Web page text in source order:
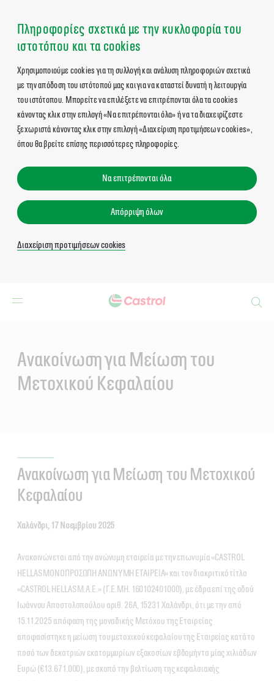
Πληροφορίες σχετικά με την κυκλοφορία του
ιστοτόπου και τα cookies
Χρησιμοποιούμε cookies για τη συλλογή και ανάλυση πληροφοριών σχετικά
με την απόδοση του ιστότοπού μας και για να καταστεί δυνατή η λειτουργία
του ιστότοπου. Μπορείτε να επιλέξετε να επιτρέπονται όλα τα cookies
κάνοντας κλικ στην επιλογή «Να επιτρέπονται όλα» ή να τα διαχειρίζεστε
ξεχωριστά κάνοντας κλικ στην επιλογή «Διαχείριση προτιμήσεων cookies»,
όπου θα βρείτε επίσης περισσότερες πληροφορίες.
Να επιτρέπονται όλα
Απόρριψη όλων
Διαχείριση προτιμήσεων cookies
Ανακοίνωση για Μείωση του
Μετοχικού Κεφαλαίου
Ανακοίνωση για Μείωση του Μετοχικού
Κεφαλαίου
Χαλάνδρι, 17 Νοεμβρίου 2025
Ανακοινώνεται από την ανώνυμη εταιρεία με την επωνυμία «CASTROL
HELLAS ΜΟΝΟΠΡΟΣΩΠΗ ΑΝΩΝΥΜΗ ΕΤΑΙΡΕΙΑ» και τον διακριτικό τίτλο
«CASTROL HELLAS Μ.Α.Ε.» (Γ.Ε.ΜΗ. 160102401000), με έδρα επί της οδού
Ιωάννου Αποστολοπούλου αριθ. 26Α, 15231 Χαλάνδρι, ότι με την από
15.11.2025 απόφαση της μοναδικής Μετόχου της Εταιρείας
αποφασίστηκε η μείωση του μετοχικού κεφαλαίου της Εταιρείας κατά το
ποσό των δεκατριών εκατομμυρίων εξακοσίων εβδομήντα μίας χιλιάδων
Ευρώ (€13.671.000), με σκοπό την βελτίωση της κεφαλαιακής